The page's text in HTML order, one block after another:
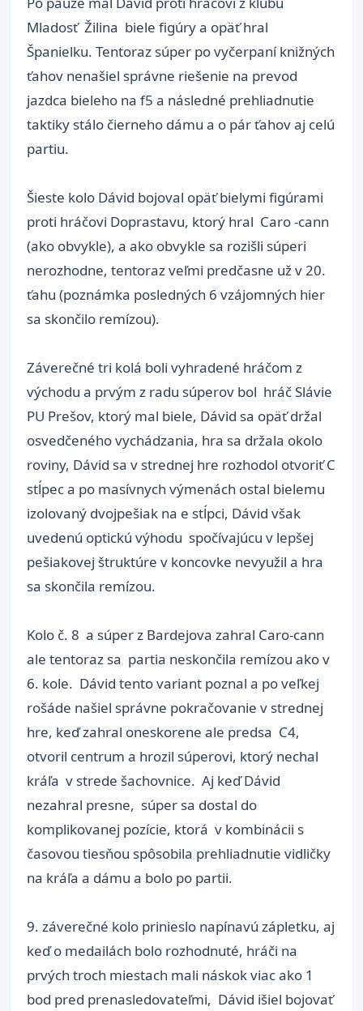
Mladosť Žilina biele figúry a opäť hral
Španielku. Tentoraz súper po vyčerpaní knižných
ťahov nenašiel správne riešenie na prevod
jazdca bieleho na f5 a následné prehliadnutie
taktiky stálo čierneho dámu a o pár ťahov aj celú
partiu.
Šieste kolo Dávid bojoval opäť bielymi figúrami
proti hráčovi Doprastavu, ktorý hral Caro -cann
(ako obvykle), a ako obvykle sa rozišli súperi
nerozhodne, tentoraz veľmi predčasne už v 20.
ťahu (poznámka posledných 6 vzájomných hier
sa skončilo remízou).
Záverečné tri kolá boli vyhradené hráčom z
východu a prvým z radu súperov bol hráč Slávie
PU Prešov, ktorý mal biele, Dávid sa opäť držal
osvedčeného vychádzania, hra sa držala okolo
roviny, Dávid sa v strednej hre rozhodol otvoriť C
stĺpec a po masívnych výmenách ostal bielemu
izolovaný dvojpešiak na e stĺpci, Dávid však
uvedenú optickú výhodu spočívajúcu v lepšej
pešiakovej štruktúre v koncovke nevyužil a hra
sa skončila remízou.
Kolo č. 8 a súper z Bardejova zahral Caro-cann
ale tentoraz sa partia neskončila remízou ako v
6. kole. Dávid tento variant poznal a po veľkej
rošáde našiel správne pokračovanie v strednej
hre, keď zahral oneskorene ale predsa C4,
otvoril centrum a hrozil súperovi, ktorý nechal
kráľa v strede šachovnice. Aj keď Dávid
nezahral presne, súper sa dostal do
komplikovanej pozície, ktorá v kombinácii s
časovou tiesňou spôsobila prehliadnutie vidličky
na kráľa a dámu a bolo po partii.
9. záverečné kolo prinieslo napínavú zápletku, aj
keď o medailách bolo rozhodnuté, hráči na
prvých troch miestach mali náskok viac ako 1
bod pred prenasledovateľmi, Dávid išiel bojovať